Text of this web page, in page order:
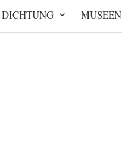
DICHTUNG MUSEEN